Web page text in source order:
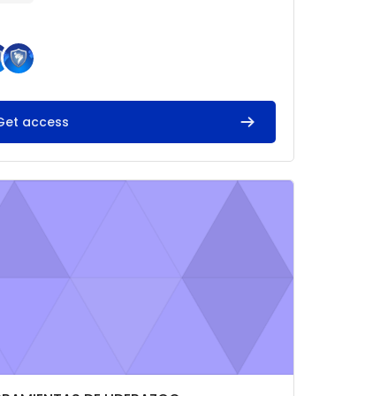
access
del curso HERRAMIENTAS DE LIDERAZGO,